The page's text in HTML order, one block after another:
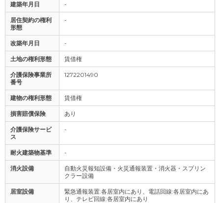
建築年月日 -
居住契約の権利
形態
-
改築年月日 -
土地の権利形態 賃借権
介護保険事業所
番号
1272201490
建物の権利形態 賃借権
損害賠償保険 あり
介護保険サービ
ス
-
耐火建築物基準 -
消火設備
自動火災報知設備・火災通報装置・消火器・スプリン
クラー設備
居室設備
緊急通報装置:各居室内にあり、電話回線:各居室内にあ
り、テレビ回線:各居室内にあり